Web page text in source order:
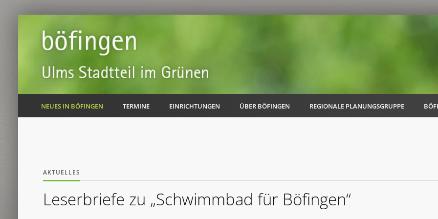
NEUES IN BÖFINGEN TERMINE EINRICHTUNGEN ÜBER BÖFINGEN REGIONALE PLANUNGSGRUPPE
AK Kultur
AKTUELLES
Leserbriefe zu „Schwimmbad für Böfingen“